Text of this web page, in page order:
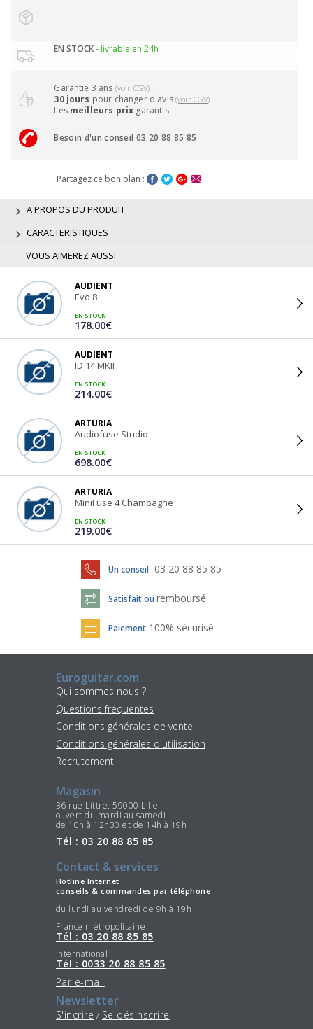
EN STOCK- livrable en 24h
Garantie 3 ans (voir CGV)
30 jours pour changer d'avis(voir CGV)
Les meilleurs prix garantis
Besoin d'un conseil 03 20 88 85 85
Partagez ce bon plan :
A PROPOS DU PRODUIT
CARACTERISTIQUES
VOUS AIMEREZ AUSSI
AUDIENT
Evo 8
EN STOCK
178.00€
AUDIENT
ID 14 MKII
EN STOCK
214.00€
ARTURIA
Audiofuse Studio
EN STOCK
698.00€
ARTURIA
MiniFuse 4 Champagne
EN STOCK
219.00€
Un conseil 03 20 88 85 85
Satisfait ou remboursé
Paiement 100% sécurisé
Euroguitar.com
Qui sommes nous ?
Questions fréquentes
Conditions générales de vente
Conditions générales d'utilisation
Recrutement
Magasin
36 rue Littré, 59000 Lille
ouvert du mardi au samedi
de 10h à 12h30 et de 14h à 19h
Tél : 03 20 88 85 85
Contact & services
Hotline Internet
conseils & commandes par téléphone
du lundi au vendredi de 9h à 19h
France métropolitaine
Tél : 03 20 88 85 85
International
Tél : 0033 20 88 85 85
Par e-mail
Newsletter
S'incrire / Se désinscrire